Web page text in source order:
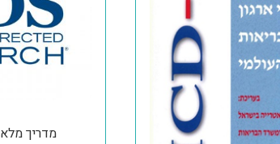
SDS-5 – מדריך מלא